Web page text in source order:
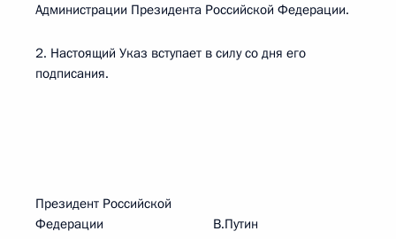
Администрации Президента Российской Федерации.
2. Настоящий Указ вступает в силу со дня его
подписания.
Президент Российской
Федерации В.Путин